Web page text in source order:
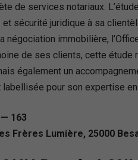
de services notariaux.
sécurité juridique à sa
négociation immobilière,
de ses clients, cette étude
également un
pour son expertise
163
Frères Lumière, 25000